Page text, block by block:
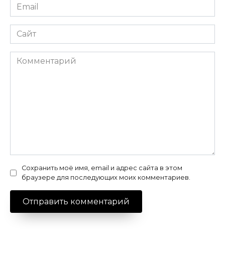
Email
*
Сайт
Комментарий
Сохранить моё имя, email и адрес сайта в этом
браузере для последующих моих комментариев.